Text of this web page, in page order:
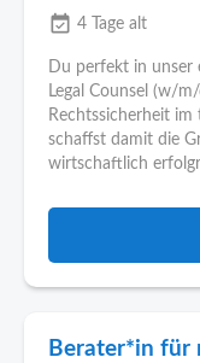
event_available 4 Tage alt
Du perfekt in unser
Legal Counsel (w/
Rechtssicherheit im
schaffst damit die
wirtschaftlich
Berater*in für